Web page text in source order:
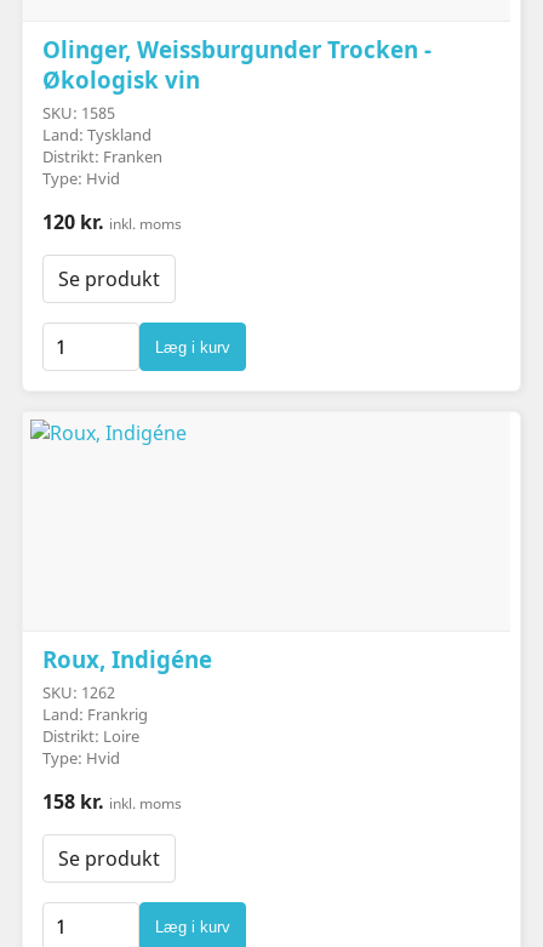
Olinger, Weissburgunder Trocken -
Økologisk vin
SKU: 1585
Land: Tyskland
Distrikt: Franken
Type: Hvid
120 kr. inkl. moms
Se produkt
Læg i kurv
Roux, Indigéne
SKU: 1262
Land: Frankrig
Distrikt: Loire
Type: Hvid
158 kr. inkl. moms
Se produkt
Læg i kurv